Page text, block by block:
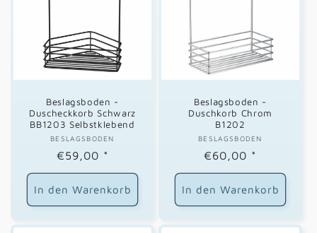
Beslagsboden -
Duscheckkorb Schwarz
BB1203 Selbstklebend
Anbieter:
BESLAGSBODEN
Normaler
Preis
€59,00 *
In den Warenkorb
Beslagsboden -
Duschkorb Chrom
B1202
Anbieter:
BESLAGSBODEN
Normaler
Preis
€60,00 *
In den Warenkorb